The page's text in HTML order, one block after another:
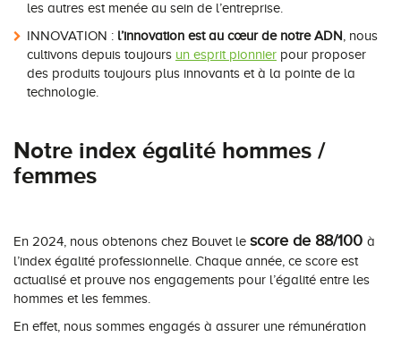
les autres est menée au sein de l’entreprise.
INNOVATION : l’innovation est au cœur de notre ADN , nous
cultivons depuis toujours un esprit pionnier pour proposer
des produits toujours plus innovants et à la pointe de la
technologie.
Notre index égalité hommes /
femmes
En 2024, nous obtenons chez Bouvet le score de 88/100 à
l’index égalité professionnelle. Chaque année, ce score est
actualisé et prouve nos engagements pour l’égalité entre les
hommes et les femmes.
En effet, nous sommes engagés à assurer une rémunération